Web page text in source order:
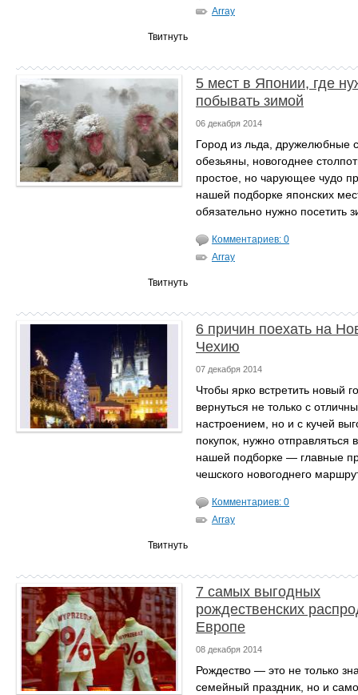
Array
Твитнуть
5 мест в Японии, где
побывать зимой
06 декабря 2014
Город из льда, дружелюбные
обезьяны, новогоднее
простое, но чарующее чудо
нашей подборке японских
обязательно нужно посетить
Комментариев: 0
Array
Твитнуть
6 причин поехать на
Чехию
07 декабря 2014
Чтобы ярко встретить новый
вернуться не только с
настроением, но и с кучей
покупок, нужно отправляться
нашей подборке — главные
чешского новогоднего
Комментариев: 0
Array
Твитнуть
7 самых выгодных
рождественских
Европе
08 декабря 2014
Рождество — это не только
семейный праздник, но и